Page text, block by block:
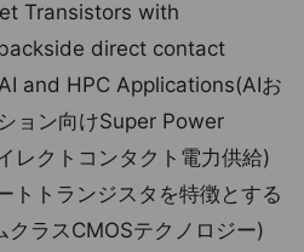
Transistors with
direct contact
and HPC Applications(AIお
ョン向けSuper Power
レクトコンタクト電力供給)
トトランジスタを特徴とする
クラスCMOSテクノロジー)